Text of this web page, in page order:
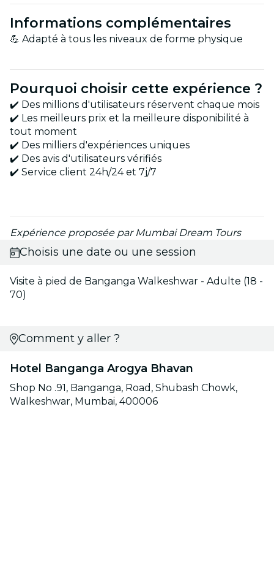
Informations complémentaires
💪 Adapté à tous les niveaux de forme physique
Pourquoi choisir cette expérience ?
✔️ Des millions d'utilisateurs réservent chaque mois
✔️ Les meilleurs prix et la meilleure disponibilité à
tout moment
✔️ Des milliers d'expériences uniques
✔️ Des avis d'utilisateurs vérifiés
✔️ Service client 24h/24 et 7j/7
Expérience proposée par Mumbai Dream Tours
Choisis une date ou une session
Visite à pied de Banganga Walkeshwar - Adulte (18 -
70)
Comment y aller ?
Hotel Banganga Arogya Bhavan
Shop No .91, Banganga, Road, Shubash Chowk,
Walkeshwar, Mumbai, 400006